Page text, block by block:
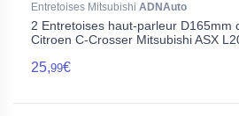
Entretoises Mitsubishi ADNAuto
2 Entretoises haut-parleur D165mm
Citroen C-Crosser Mitsubishi ASX
25,99€